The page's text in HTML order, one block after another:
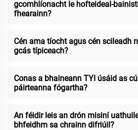
gcomhlíonacht le hofteideal-
fhearainn?
Cén ama tíocht agus cén scileadh
gcás típiceach?
Conas a bhaineann TYI úsáid as
páirteanna fógartha?
An féidir leis an drón misiní
bhfeidhm sa chrainn difriúil?